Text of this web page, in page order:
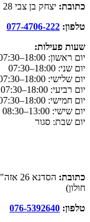
כתובת: יצחק בן צבי 28 ראשון לציון
טלפון: 077-4706-222
שעות פעילות:
יום ראשון: 18:00–07:30
יום שני: 18:00–07:30
יום שלישי: 18:00–07:30
יום רביעי: 18:00–07:30
יום חמישי: 18:00–07:30
יום שישי: 13:00–08:30
יום שבת: סגור
כתובת:
חולון)
טלפון: 076-5392640